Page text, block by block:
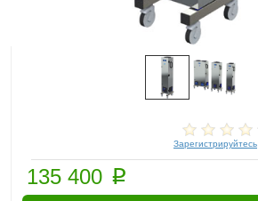
Зарегистрируйтесь
135 400 p